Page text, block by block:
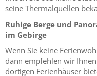
seine Thermalquellen
Ruhige Berge und
im Gebirge
Wenn Sie keine
dann empfehlen wir
dortigen Ferienhäuser